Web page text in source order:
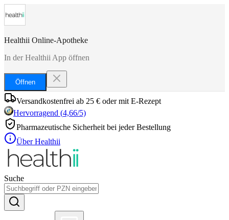
Healthii Online-Apotheke
In der Healthii App öffnen
Öffnen
Versandkostenfrei ab 25 € oder mit E-Rezept
Hervorragend (4,66/5)
Pharmazeutische Sicherheit bei jeder Bestellung
Über Healthii
Suche